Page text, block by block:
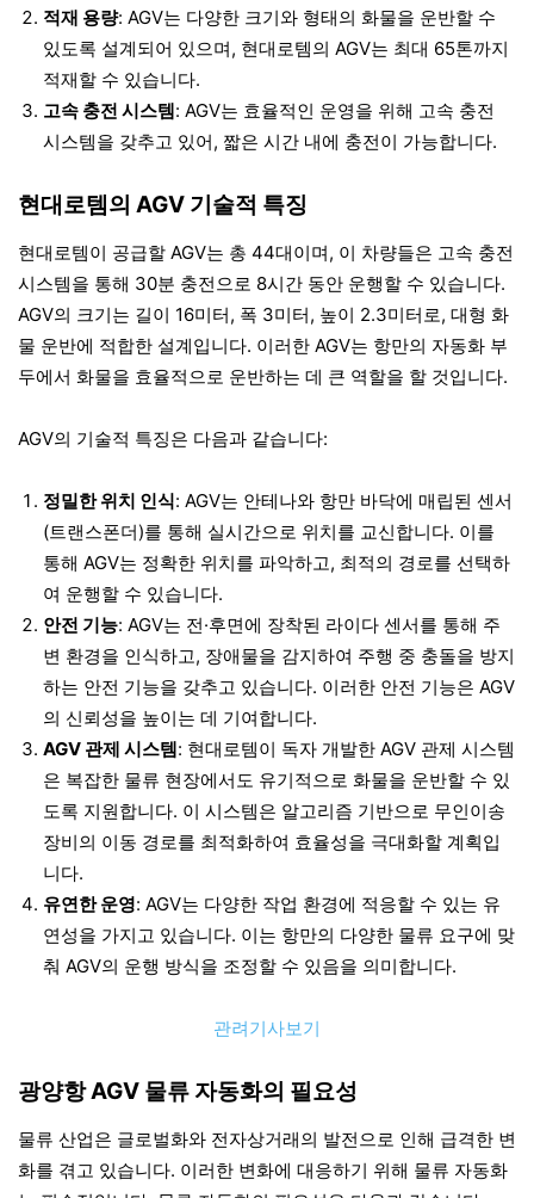
적재 용량: AGV는 다양한 크기와 형태의 화물을 운반할 수
있도록 설계되어 있으며, 현대로템의 AGV는 최대 65톤까지
적재할 수 있습니다.
고속 충전 시스템: AGV는 효율적인 운영을 위해 고속 충전
시스템을 갖추고 있어, 짧은 시간 내에 충전이 가능합니다.
현대로템의 AGV 기술적 특징
현대로템이 공급할 AGV는 총 44대이며, 이 차량들은 고속 충전
시스템을 통해 30분 충전으로 8시간 동안 운행할 수 있습니다.
AGV의 크기는 길이 16미터, 폭 3미터, 높이 2.3미터로, 대형 화
물 운반에 적합한 설계입니다. 이러한 AGV는 항만의 자동화 부
두에서 화물을 효율적으로 운반하는 데 큰 역할을 할 것입니다.
AGV의 기술적 특징은 다음과 같습니다:
정밀한 위치 인식: AGV는 안테나와 항만 바닥에 매립된 센서
(트랜스폰더)를 통해 실시간으로 위치를 교신합니다. 이를
통해 AGV는 정확한 위치를 파악하고, 최적의 경로를 선택하
여 운행할 수 있습니다.
안전 기능: AGV는 전·후면에 장착된 라이다 센서를 통해 주
변 환경을 인식하고, 장애물을 감지하여 주행 중 충돌을 방지
하는 안전 기능을 갖추고 있습니다. 이러한 안전 기능은 AGV
의 신뢰성을 높이는 데 기여합니다.
AGV 관제 시스템: 현대로템이 독자 개발한 AGV 관제 시스템
은 복잡한 물류 현장에서도 유기적으로 화물을 운반할 수 있
도록 지원합니다. 이 시스템은 알고리즘 기반으로 무인이송
장비의 이동 경로를 최적화하여 효율성을 극대화할 계획입
니다.
유연한 운영: AGV는 다양한 작업 환경에 적응할 수 있는 유
연성을 가지고 있습니다. 이는 항만의 다양한 물류 요구에 맞
춰 AGV의 운행 방식을 조정할 수 있음을 의미합니다.
관려기사보기
광양항 AGV 물류 자동화의 필요성
물류 산업은 글로벌화와 전자상거래의 발전으로 인해 급격한 변
화를 겪고 있습니다. 이러한 변화에 대응하기 위해 물류 자동화